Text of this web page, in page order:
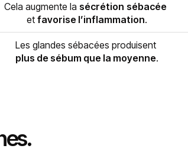
Cela augmente la sécrétion sébacée
et favorise l’inflammation.
Les glandes sébacées produisent
plus de sébum que la moyenne.
.